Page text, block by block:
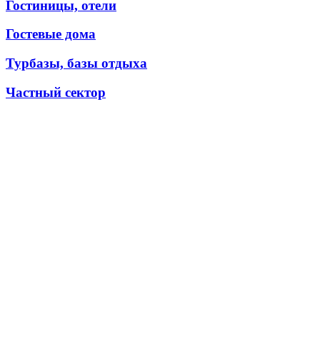
Гостиницы, отели
Гостевые дома
Турбазы, базы отдыха
Частный сектор